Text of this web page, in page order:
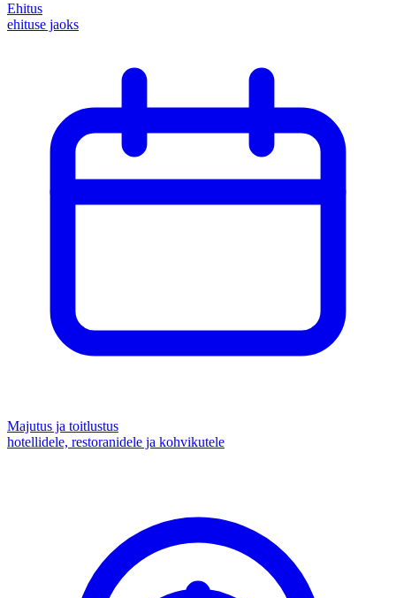
Ehitus
ehituse jaoks
Majutus ja toitlustus
hotellidele, restoranidele ja kohvikutele